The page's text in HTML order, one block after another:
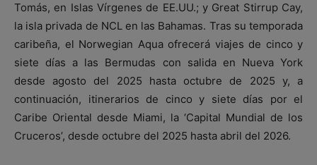
Tomás, en Islas Vírgenes de EE.UU.; y Great Stirrup Cay,
la isla privada de NCL en las Bahamas. Tras su temporada
caribeña, el Norwegian Aqua ofrecerá viajes de cinco y
siete días a las Bermudas con salida en Nueva York
desde agosto del 2025 hasta octubre de 2025 y, a
continuación, itinerarios de cinco y siete días por el
Caribe Oriental desde Miami, la ‘Capital Mundial de los
Cruceros’, desde octubre del 2025 hasta abril del 2026.